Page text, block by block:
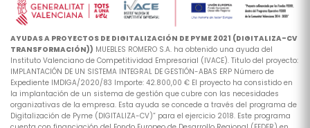
AYUDAS A PROYECTOS DE DIGITALIZACIÓN DE PYME 2021 (DIGITALIZA-CV
TRANSFORMACIÓN)) MUEBLES ROMERO S.A. ha obtenido una ayuda del
Instituto Valenciano de Competitividad Empresarial (IVACE). Titulo del proyecto:
IMPLANTACIÓN DE UN SISTEMA INTEGRAL DE GESTIÓN-ABAS ERP Número de
Expediente IMDIGA/2020/83 Importe: 42.800,00 € El proyecto ha consistido en
la implantación de un sistema de gestión que cubre con las necesidades
organizativas de la empresa. Esta ayuda se concede a través del programa de
Digitalización de Pyme (DIGITALIZA-CV)” para el ejercicio 2018. Este programa